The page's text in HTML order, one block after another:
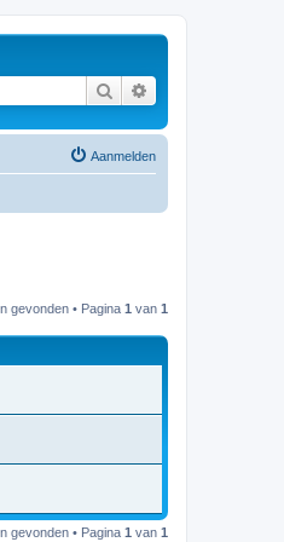
Zoek
Aanmelden
gevonden • Pagina 1 van 1
gevonden • Pagina 1 van 1